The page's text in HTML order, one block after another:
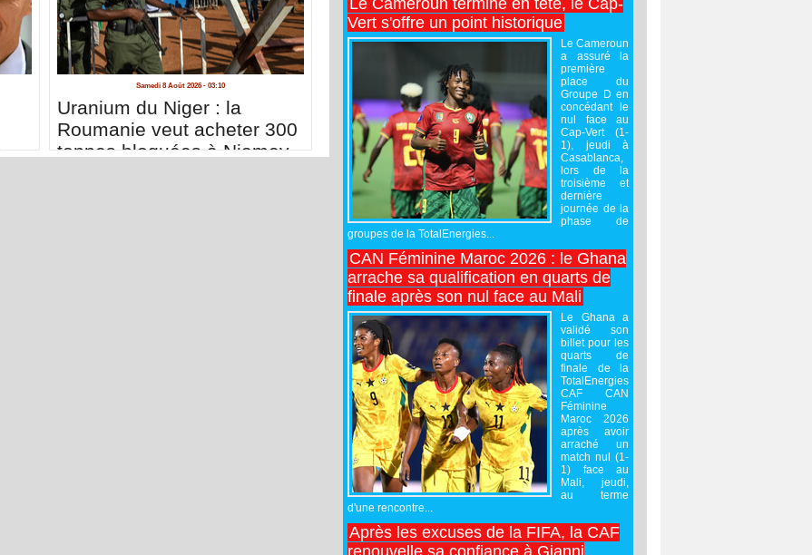
Samedi 8 Août 2026 - 03:10
Uranium du Niger : la
Roumanie veut acheter 300
tonnes bloquées à Niamey
Vert s'offre un point historique
Le Cameroun
a assuré la
première
place du
Groupe D en
concédant le
nul face au
Cap-Vert (1-
1), jeudi à
Casablanca,
lors de la
troisième et
dernière
journée de la
phase de
groupes de la TotalEnergies...
CAN Féminine Maroc 2026 : le Ghana
arrache sa qualification en quarts de
finale après son nul face au Mali
Le Ghana a
validé son
billet pour les
quarts de
finale de la
TotalEnergies
CAF CAN
Féminine
Maroc 2026
après avoir
arraché un
match nul (1-
1) face au
Mali, jeudi,
au terme
d'une rencontre...
Après les excuses de la FIFA, la CAF
renouvelle sa confiance à Gianni